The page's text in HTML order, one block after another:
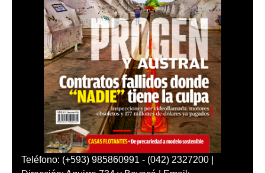
Teléfono: (+593) 985860991 - (042) 2327200 |